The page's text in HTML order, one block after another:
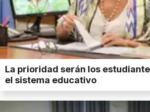
La prioridad serán los
el sistema educativo